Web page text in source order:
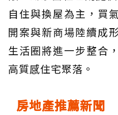
自住與換屋為主，買
開案與新商場陸續成
生活圈將進一步整合
高質感住宅聚落。
房地產推薦新聞